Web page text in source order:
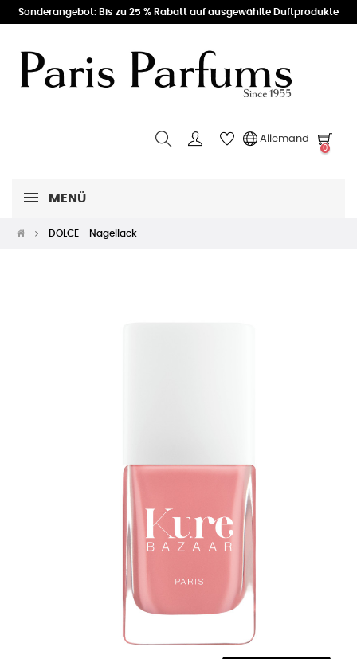
Sonderangebot: Bis zu 25 % Rabatt auf ausgewählte Duftprodukte
Allemand
0
MENÜ
DOLCE - Nagellack